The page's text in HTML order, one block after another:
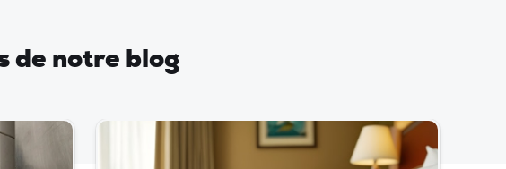
de notre blog